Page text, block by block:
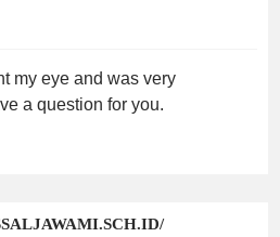
my eye and was very
a question for you.